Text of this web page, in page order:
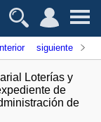
siguiente
Loterías y
de
de